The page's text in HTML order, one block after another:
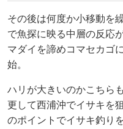
その後は何度か小移動を
で魚探に映る中層の反応
マダイを諦めコマセカゴ
始。
ハリが大きいのかこちら
更して西浦沖でイサキを
のポイントでイサキ釣り